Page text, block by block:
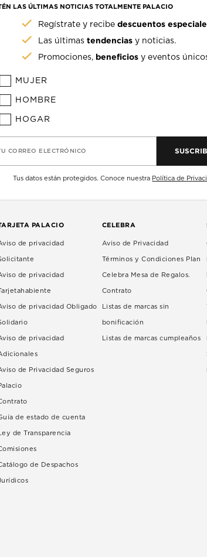
LAS ÚLTIMAS NOTICIAS TOTALMENTE PALACIO
Regístrate y recibedescuentos
Las últimastendencias y noticias.
Promociones, beneficios y eventos
MUJER
HOMBRE
HOGAR
CORREO ELECTRÓNICO
Tus datos están protegidos. Conoce nuestra Política de
PALACIO
de privacidad
de privacidad
de privacidad Obligado
de privacidad
de Privacidad Seguros
de estado de cuenta
de Transparencia
de Despachos
CELEBRA
Aviso de Privacidad
Términos y Condiciones Plan
Celebra Mesa de Regalos.
Contrato
Listas de marcas sin
bonificación
Listas de marcas cumpleaños